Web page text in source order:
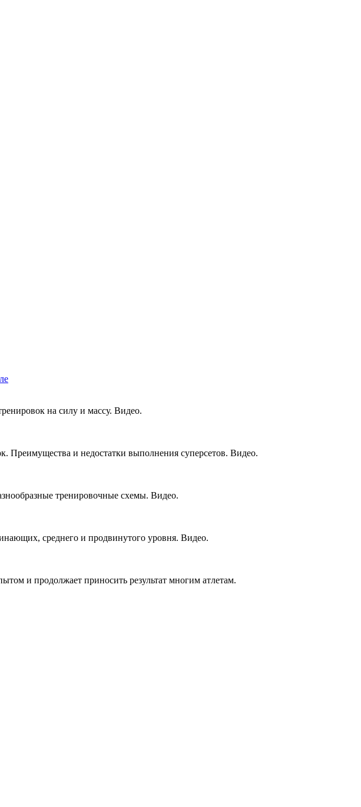
на силу и массу. Видео.
Преимущества и недостатки выполнения суперсетов. Видео.
тренировочные схемы. Видео.
среднего и продвинутого уровня. Видео.
и продолжает приносить результат многим атлетам.